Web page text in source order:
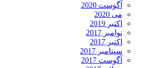
آگوست 2020
می 2020
اکتبر 2019
نوامبر 2017
اکتبر 2017
سپتامبر 2017
آگوست 2017